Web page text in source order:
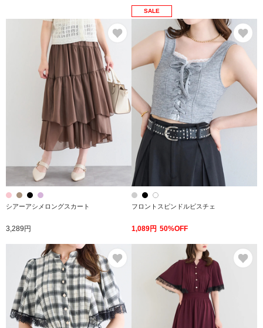
シアーアシメロングスカート
3,289円
SALE
フロントスピンドルビスチェ
1,089円 50%OFF